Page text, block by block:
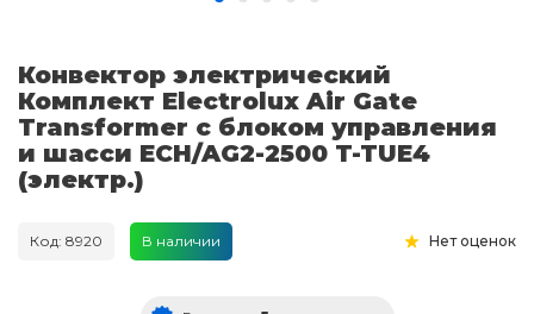
Конвектор электрический
Комплект Electrolux Air Gate
Transformer с блоком управления
и шасси ECH/AG2-2500 T-TUE4
(электр.)
Код: 8920 В наличии Нет оценок